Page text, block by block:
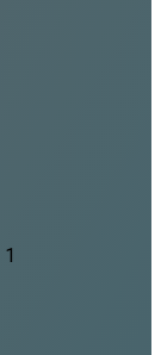
1